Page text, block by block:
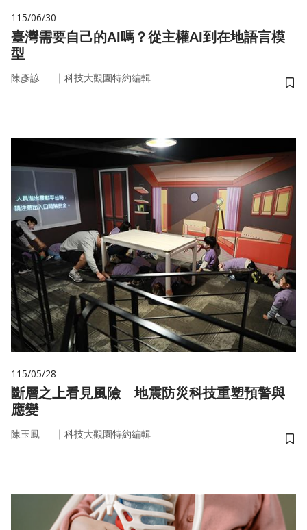
115/06/30
臺灣需要自己的AI嗎？從主權AI到在地語言模
型
陳彥諺 ｜ 科技大觀園特約編輯
儲
115/05/28
斷層之上看見風險 地震防災科技重塑預警與
應變
陳玉鳳 ｜ 科技大觀園特約編輯
儲